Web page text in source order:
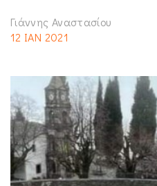
Γιάννης Αναστασίου
12 ΙΑΝ 2021